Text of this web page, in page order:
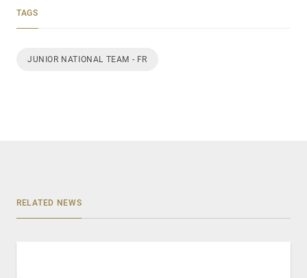
TAGS
JUNIOR NATIONAL TEAM - FR
RELATED NEWS